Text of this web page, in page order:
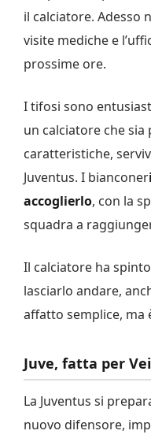
il calciatore. Adesso
visite mediche e
prossime ore.
I tifosi sono
un calciatore che
caratteristiche,
Juventus. I bianconer
accoglierlo, con la
squadra a
Il calciatore ha
lasciarlo andare,
affatto semplice, ma
Juve, fatta per
La Juventus si
nuovo difensore,